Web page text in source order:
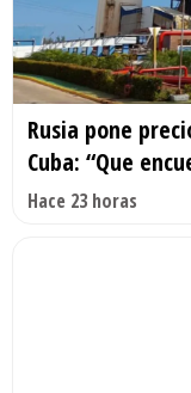
Rusia pone
Cuba: “Que
Hace 23 horas